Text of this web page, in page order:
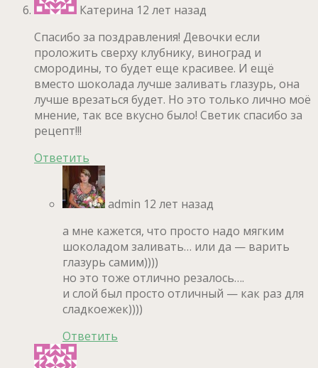
Катерина 12 лет назад
Спасибо за поздравления! Девочки если
проложить сверху клубнику, виноград и
смородины, то будет еще красивее. И ещё
вместо шоколада лучше заливать глазурь, она
лучше врезаться будет. Но это только лично моё
мнение, так все вкусно было! Светик спасибо за
рецепт!!!
Ответить
admin 12 лет назад
а мне кажется, что просто надо мягким
шоколадом заливать… или да — варить
глазурь самим))))
но это тоже отлично резалось….
и слой был просто отличный — как раз для
сладкоежек))))
Ответить